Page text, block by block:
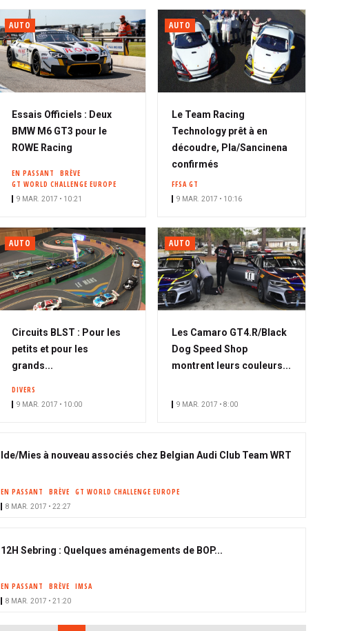
AUTO
Essais Officiels : Deux
BMW M6 GT3 pour le
ROWE Racing
EN PASSANT
BRÈVE
GT WORLD CHALLENGE EUROPE
9 MAR. 2017 • 10:21
AUTO
Le Team Racing
Technology prêt à en
découdre, Pla/Sancinena
confirmés
FFSA GT
9 MAR. 2017 • 10:16
AUTO
Circuits BLST : Pour les
petits et pour les
grands...
DIVERS
9 MAR. 2017 • 10:00
AUTO
Les Camaro GT4.R/Black
Dog Speed Shop
montrent leurs couleurs...
9 MAR. 2017 • 8:00
Ide/Mies à nouveau associés chez Belgian Audi Club Team WRT
EN PASSANT BRÈVE GT WORLD CHALLENGE EUROPE
8 MAR. 2017 • 22:27
12H Sebring : Quelques aménagements de BOP...
EN PASSANT BRÈVE IMSA
8 MAR. 2017 • 21:20